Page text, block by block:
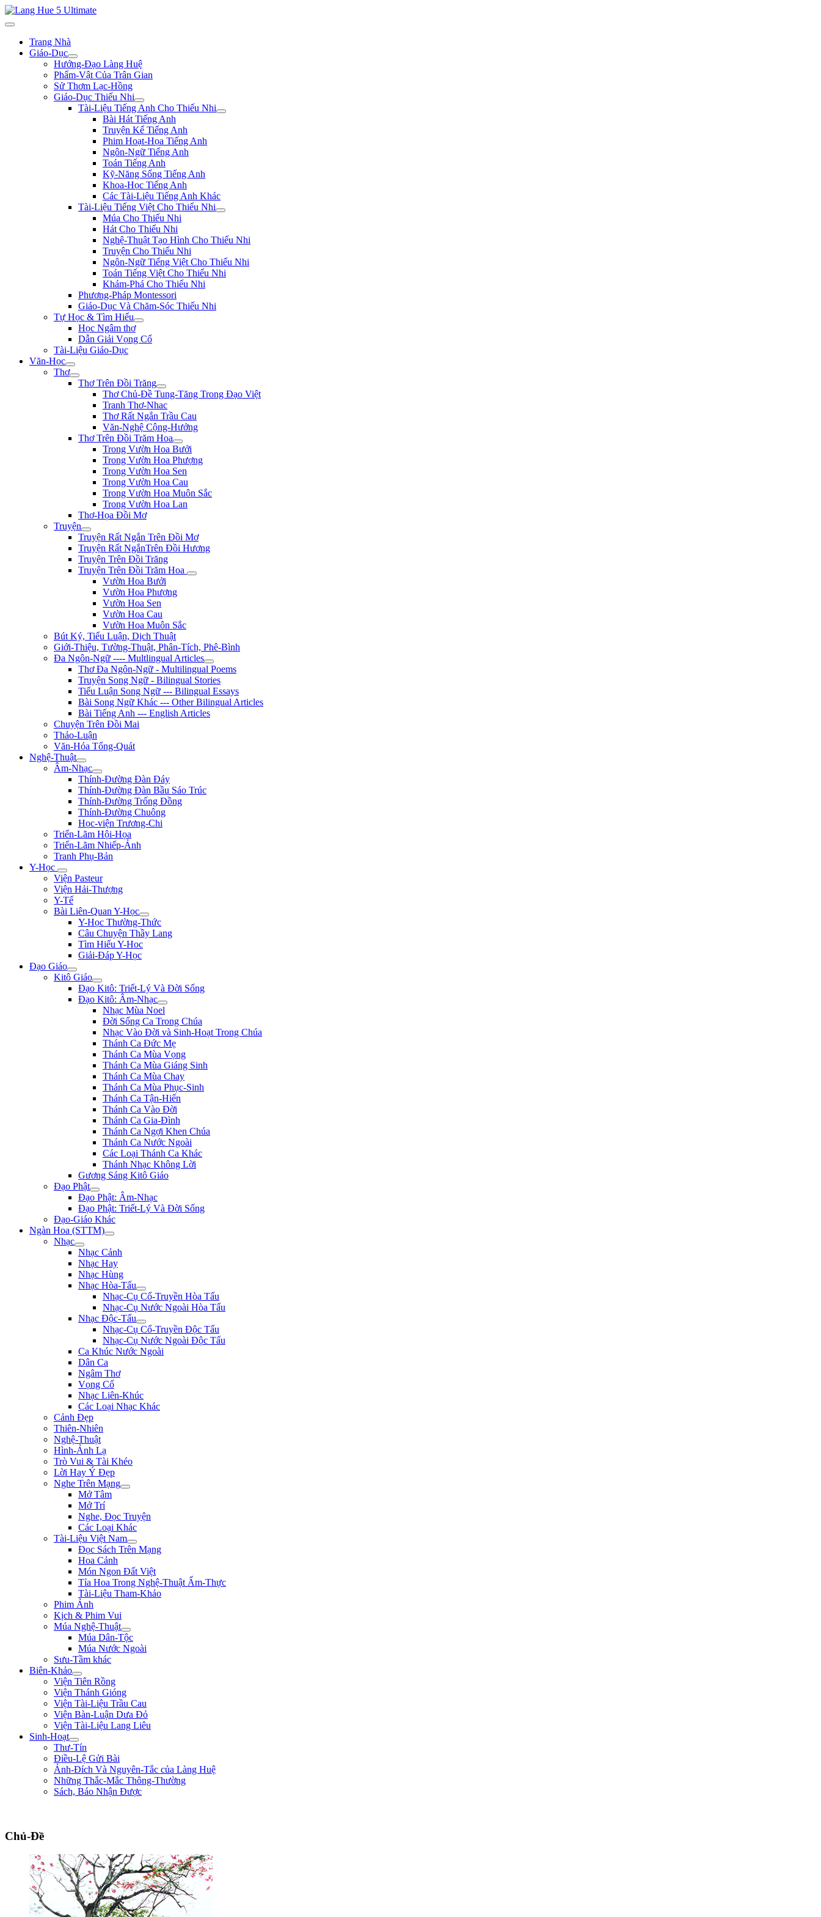
Trang Nhà
Giáo-Dục
Hướng-Đạo Làng Huệ
Phẩm-Vật Của Trân Gian
Sử Thơm Lạc-Hồng
Giáo-Dục Thiếu Nhi
Tài-Liệu Tiếng Anh Cho Thiếu Nhi
Bài Hát Tiếng Anh
Truyện Kể Tiếng Anh
Phim Hoạt-Họa Tiếng Anh
Ngôn-Ngữ Tiếng Anh
Toán Tiếng Anh
Kỹ-Năng Sống Tiếng Anh
Khoa-Học Tiếng Anh
Các Tài-Liệu Tiếng Anh Khác
Tài-Liệu Tiếng Việt Cho Thiếu Nhi
Múa Cho Thiếu Nhi
Hát Cho Thiếu Nhi
Nghệ-Thuật Tạo Hình Cho Thiếu Nhi
Truyện Cho Thiếu Nhi
Ngôn-Ngữ Tiếng Việt Cho Thiếu Nhi
Toán Tiếng Việt Cho Thiếu Nhi
Khám-Phá Cho Thiếu Nhi
Phương-Pháp Montessori
Giáo-Dục Và Chăm-Sóc Thiếu Nhi
Tự Học & Tìm Hiểu
Học Ngâm thơ
Dẫn Giải Vọng Cổ
Tài-Liệu Giáo-Dục
Văn-Học
Thơ
Thơ Trên Đồi Trăng
Thơ Chủ-Đề Tung-Tăng Trong Đạo Việt
Tranh Thơ-Nhac
Thơ Rất Ngắn Trầu Cau
Văn-Nghệ Cộng-Hưởng
Thơ Trên Đồi Trăm Hoa
Trong Vườn Hoa Bưởi
Trong Vườn Hoa Phượng
Trong Vườn Hoa Sen
Trong Vườn Hoa Cau
Trong Vườn Hoa Muôn Sắc
Trong Vườn Hoa Lan
Thơ-Họa Đồi Mơ
Truyện
Truyện Rất Ngắn Trên Đồi Mơ
Truyện Rất NgắnTrên Đồi Hương
Truyện Trên Đồi Trăng
Truyện Trên Đồi Trăm Hoa
Vườn Hoa Bưởi
Vườn Hoa Phượng
Vườn Hoa Sen
Vườn Hoa Cau
Vườn Hoa Muôn Sắc
Bút Ký, Tiểu Luận, Dịch Thuật
Giới-Thiệu, Tường-Thuật, Phân-Tích, Phê-Bình
Đa Ngôn-Ngữ ---- Multlingual Articles
Thơ Đa Ngôn-Ngữ - Multilingual Poems
Truyện Song Ngữ - Bilingual Stories
Tiểu Luận Song Ngữ --- Bilingual Essays
Bài Song Ngữ Khác --- Other Bilingual Articles
Bài Tiếng Anh --- English Articles
Chuyện Trên Đồi Mai
Thảo-Luận
Văn-Hóa Tổng-Quát
Nghệ-Thuật
Âm-Nhạc
Thính-Đường Đàn Đáy
Thính-Đường Đàn Bầu Sáo Trúc
Thính-Đường Trống Đồng
Thính-Đường Chuông
Học-viện Trương-Chi
Triển-Lãm Hội-Họa
Triển-Lãm Nhiếp-Ảnh
Tranh Phụ-Bản
Y-Học
Viện Pasteur
Viện Hải-Thượng
Y-Tế
Bài Liên-Quan Y-Học
Y-Học Thường-Thức
Câu Chuyện Thầy Lang
Tìm Hiểu Y-Hoc
Giải-Đáp Y-Học
Đạo Giáo
Kitô Giáo
Đạo Kitô: Triết-Lý Và Đời Sống
Đạo Kitô: Âm-Nhạc
Nhạc Mùa Noel
Đời Sống Ca Trong Chúa
Nhạc Vào Đời và Sinh-Hoạt Trong Chúa
Thánh Ca Đức Mẹ
Thánh Ca Mùa Vọng
Thánh Ca Mùa Giáng Sinh
Thánh Ca Mùa Chay
Thánh Ca Mùa Phục-Sinh
Thánh Ca Tận-Hiến
Thánh Ca Vào Đời
Thánh Ca Gia-Đình
Thánh Ca Ngợi Khen Chúa
Thánh Ca Nước Ngoài
Các Loại Thánh Ca Khác
Thánh Nhạc Không Lời
Gương Sáng Kitô Giáo
Đạo Phật
Đạo Phật: Âm-Nhạc
Đạo Phật: Triết-Lý Và Đời Sống
Đạo-Giáo Khác
Ngàn Hoa (STTM)
Nhạc
Nhạc Cảnh
Nhạc Hay
Nhạc Hùng
Nhạc Hòa-Tấu
Nhạc-Cụ Cổ-Truyền Hòa Tấu
Nhạc-Cụ Nước Ngoài Hòa Tấu
Nhạc Độc-Tấu
Nhạc-Cụ Cổ-Truyền Độc Tấu
Nhạc-Cụ Nước Ngoài Độc Tấu
Ca Khúc Nước Ngoài
Dân Ca
Ngâm Thơ
Vọng Cổ
Nhạc Liên-Khúc
Các Loại Nhạc Khác
Cảnh Đẹp
Thiên-Nhiên
Nghệ-Thuật
Hình-Ảnh Lạ
Trò Vui & Tài Khéo
Lời Hay Ý Đẹp
Nghe Trên Mạng
Mở Tâm
Mở Trí
Nghe, Đọc Truyện
Các Loại Khác
Tài-Liệu Việt Nam
Đọc Sách Trên Mạng
Hoa Cảnh
Món Ngon Đất Việt
Tỉa Hoa Trong Nghệ-Thuật Ẩm-Thực
Tài-Liệu Tham-Khảo
Phim Ảnh
Kịch & Phim Vui
Múa Nghệ-Thuật
Múa Dân-Tộc
Múa Nước Ngoài
Sưu-Tầm khác
Biên-Khảo
Viện Tiên Rồng
Viện Thánh Gióng
Viện Tài-Liệu Trầu Cau
Viện Bàn-Luận Dưa Đỏ
Viện Tài-Liệu Lang Liêu
Sinh-Hoạt
Thư-Tín
Điều-Lệ Gửi Bài
Ảnh-Đích Và Nguyên-Tắc của Làng Huệ
Những Thắc-Mắc Thông-Thường
Sách, Báo Nhận Được
Chủ-Đề